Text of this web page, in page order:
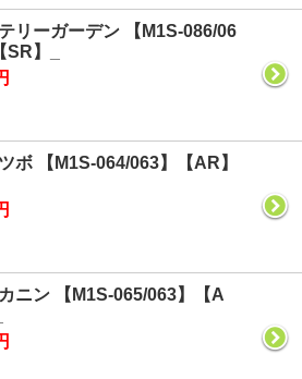
リーガーデン 【M1S-086/06
SR】_
ボ 【M1S-064/063】【AR】
ニン 【M1S-065/063】【A